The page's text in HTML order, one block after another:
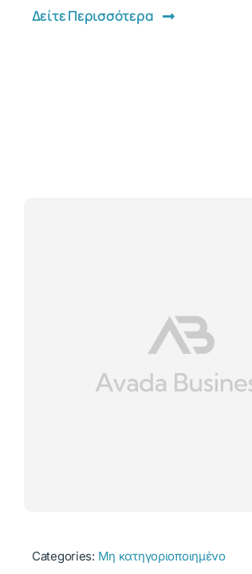
Δείτε Περισσότερα
Categories: Μη κατηγοριοποιημένο